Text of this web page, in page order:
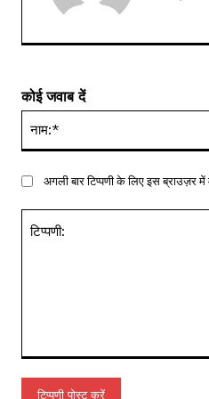
कोई जवाब दें
अगली बार टिप्पणी के लिए इस ब्राउज़र